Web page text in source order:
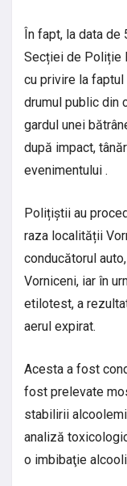
În fapt, la data de
Secției de Poliție
cu privire la
drumul public din
gardul unei
după impact,
evenimentului .
Polițiștii au
raza localității
conducătorul
Vorniceni, iar în
etilotest, a
aerul expirat.
Acesta a fost
fost prelevate
stabilirii
analiză
o imbibaţie